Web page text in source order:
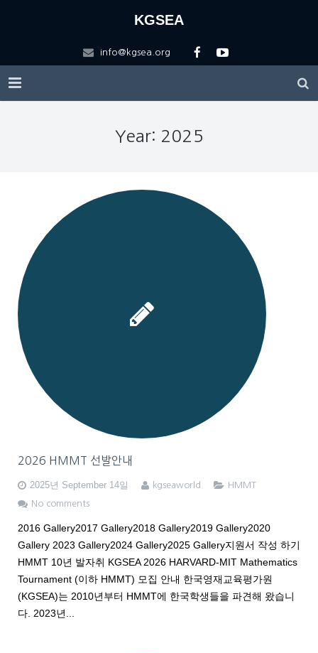
KGSEA
info@kgsea.org
History of KGSEA
Scholarship
Logo Description
KGSEA Math Circle
Math Science Camp
KGSEA Lectures
Competitions
ARML Local
ARML Final
2026 A(I)RML 한국대표팀 선발 안내
Apply for ARML
WMTC2025
2025 WMTC 선발안내
Apply for WMTC
HMMT2026
2026 HMMT 선발안내
Apply for HMMT 2026
PUPC
AMC 한국 응시 안내
Contact US
Registration Forms
Friends
MAA AMC Online KOREA
Year: 2025
2026 HMMT 선발안내
2025년 September 14일 kgseaworld
HMMT
No comments
2016 Gallery2017 Gallery2018 Gallery2019 Gallery2020
Gallery 2023 Gallery2024 Gallery2025 Gallery지원서 작성 하기
HMMT 10년 발자취 KGSEA 2026 HARVARD-MIT Mathematics
Tournament (이하 HMMT) 모집 안내 한국영재교육평가원
(KGSEA)는 2010년부터 HMMT에 한국학생들을 파견해 왔습니
다. 2023년...